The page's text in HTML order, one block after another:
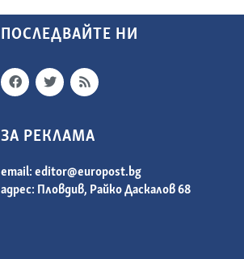
ПОСЛЕДВАЙТЕ НИ
ЗА РЕКЛАМА
email:editor@europost.bg
адрес: Пловдив, Райко Даскалов 68